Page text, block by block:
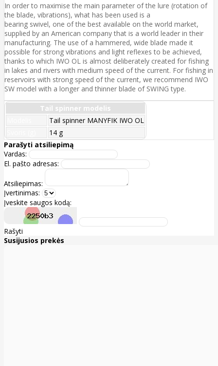
In order to maximise the main parameter of the lure (rotation of
the blade, vibrations), what has been used is a
bearing swivel, one of the best available on the world market,
supplied by an American company that is a world leader in their
manufacturing. The use of a hammered, wide blade made it
possible for strong vibrations and light reflexes to be achieved,
thanks to which IWO OL is almost deliberately created for fishing
in lakes and rivers with medium speed of the current. For fishing in
reservoirs with strong speed of the current, we recommend IWO
SW model with a longer and thinner blade of SWING type.
Tail spinner modelis
Tail spinner MANYFIK IWO OL
14 g
Parašyti atsiliepimą
Vardas:
El. pašto adresas:
Atsiliepimas:
Įvertinimas:
Įveskite saugos kodą:
Rašyti
Susijusios prekės